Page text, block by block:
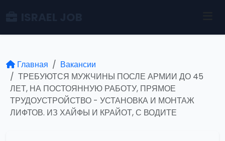
Главная
Вакансии
ТРЕБУЮТСЯ МУЖЧИНЫ ПОСЛЕ АРМИИ ДО 45
ЛЕТ, НА ПОСТОЯННУЮ РАБОТУ, ПРЯМОЕ
ТРУДОУСТРОЙСТВО - УСТАНОВКА И МОНТАЖ
ЛИФТОВ. ИЗ ХАЙФЫ И КРАЙОТ, С ВОДИТЕ